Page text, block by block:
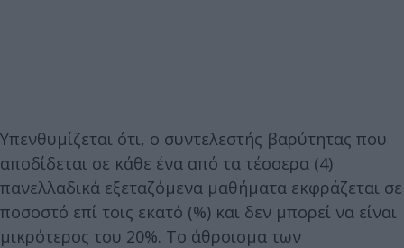
Υπενθυμίζεται ότι, ο συντελεστής βαρύτητας που
αποδίδεται σε κάθε ένα από τα τέσσερα (4)
πανελλαδικά εξεταζόμενα μαθήματα εκφράζεται σε
ποσοστό επί τοις εκατό (%) και δεν μπορεί να είναι
μικρότερος του 20%. Το άθροισμα των